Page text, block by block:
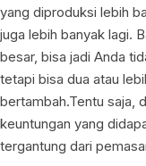
yang diproduksi lebih
juga lebih banyak lagi.
besar, bisa jadi Anda
tetapi bisa dua atau
bertambah.Tentu saja,
keuntungan yang
tergantung dari